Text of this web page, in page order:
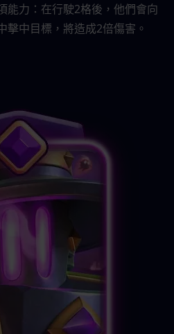
能力：在行駛2格後，他們會向
擊中目標，將造成2倍傷害。